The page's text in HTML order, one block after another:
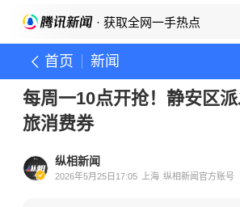
· 获取全网一手热点
首页 新闻
每周一10点开抢！静安区
旅消费券
纵相新闻
2026年5月25日17:05 上海 纵相新闻官方账号